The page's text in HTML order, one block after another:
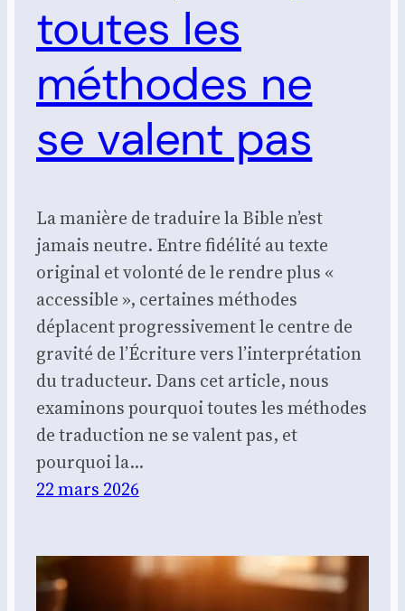
toutes les
méthodes ne
se valent pas
La manière de traduire la Bible n’est
jamais neutre. Entre fidélité au texte
original et volonté de le rendre plus «
accessible », certaines méthodes
déplacent progressivement le centre de
gravité de l’Écriture vers l’interprétation
du traducteur. Dans cet article, nous
examinons pourquoi toutes les méthodes
de traduction ne se valent pas, et
pourquoi la…
22 mars 2026